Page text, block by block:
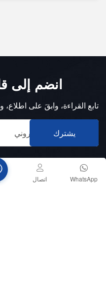
انضم إلى
تابع القراءة، وابقَ على
يشترك
WhatsApp اتصال